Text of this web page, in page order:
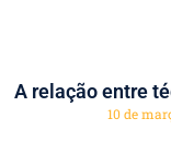
A relação entre
10 de